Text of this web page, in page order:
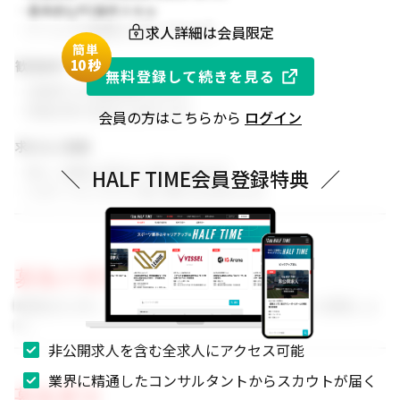
・基本的なPC操作スキル
・チームでの協働を大切にできる方
歓迎条件
・同業界での就業経験がある方
・関連分野の知見をお持ちの方
求める人物像
・新しい挑戦に前向きに取り組める方
・スポーツビジネスに強い関心をお持ちの方
募集の背景
事業拡大に伴い、組織体制を強化するためのメンバーを募集しま
求人詳細は会員限定
簡単
10秒
無料登録して続きを見る
会員の方はこちらから ログイン
＼ HALF TIME会員登録特典 ／
非公開求人を含む全求人にアクセス可能
業界に精通したコンサルタントからスカウトが届く